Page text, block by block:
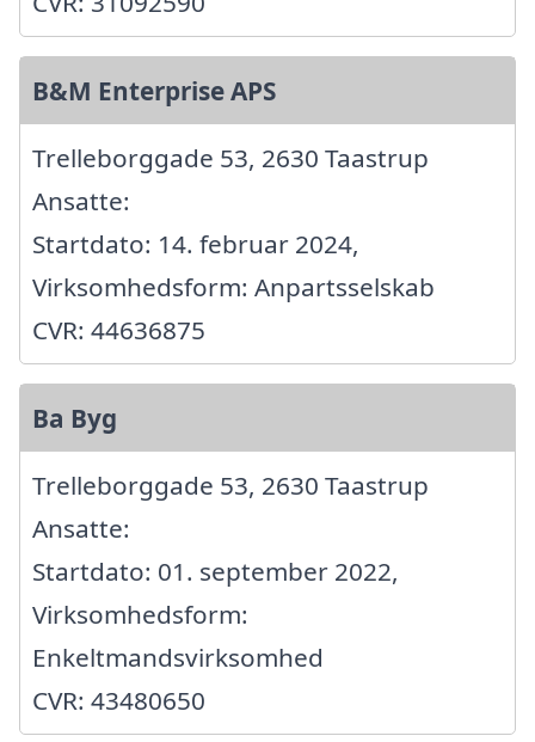
B&M Enterprise APS
Trelleborggade 53, 2630 Taastrup
Ansatte:
Startdato: 14. februar 2024,
Virksomhedsform: Anpartsselskab
CVR: 44636875
Ba Byg
Trelleborggade 53, 2630 Taastrup
Ansatte:
Startdato: 01. september 2022,
Virksomhedsform:
Enkeltmandsvirksomhed
CVR: 43480650